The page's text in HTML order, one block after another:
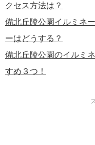
クセス方法は？
備北丘陵公園イルミネ
ーはどうする？
備北丘陵公園のイルミ
すめ３つ！